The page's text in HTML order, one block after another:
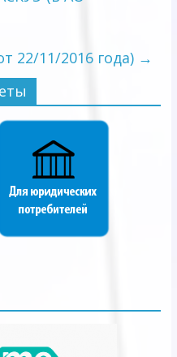
22/11/2016 года) →